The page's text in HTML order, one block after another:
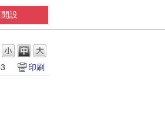
設
印刷